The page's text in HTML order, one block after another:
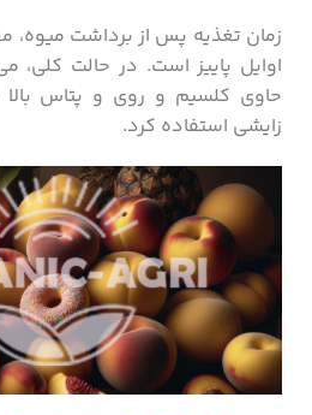
زمان تغذیه پس از برداشت میوه،
اوایل پاییز است. در حالت کلی،
حاوی کلسیم و روی و پتاس بالا
زایشی استفاده کرد.